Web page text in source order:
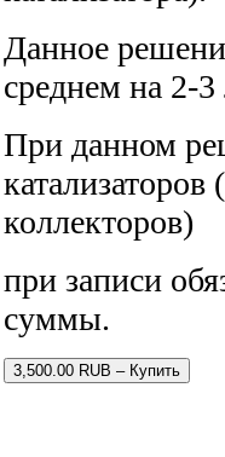
Данное
среднем на 2-3
При данном
коллекторов)
при записи
суммы.
3,500.00 RUB – Купить